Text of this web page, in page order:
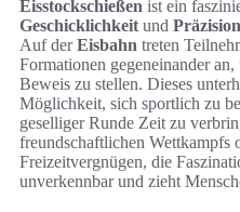
Eisstockschießen ist ein
Geschicklichkeit und Präzision
Auf derEisbahn treten
Formationen gegeneinander
Beweis zu stellen. Dieses
Möglichkeit, sich sportlich zu
geselliger Runde Zeit zu
freundschaftlichen Wettkampfs
Freizeitvergnügen, die
unverkennbar und zieht